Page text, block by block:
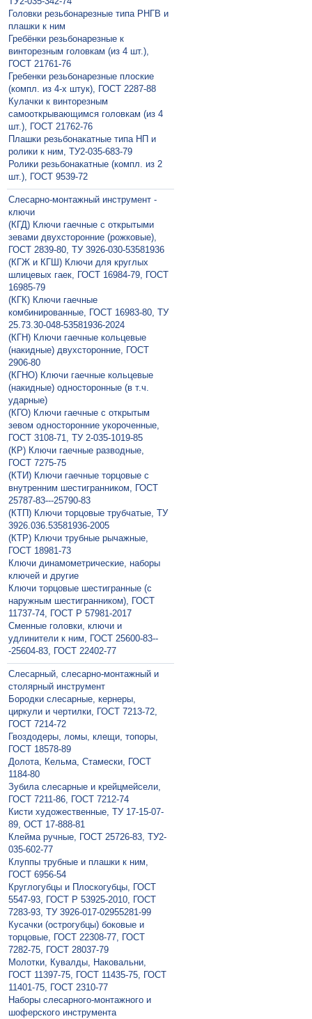
Головки резьбонарезные типа РНГВ и
плашки к ним
Гребёнки резьбонарезные к
винторезным головкам (из 4 шт.),
ГОСТ 21761-76
Гребенки резьбонарезные плоские
(компл. из 4-х штук), ГОСТ 2287-88
Кулачки к винторезным
самооткрывающимся головкам (из 4
шт.), ГОСТ 21762-76
Плашки резьбонакатные типа НП и
ролики к ним, ТУ2-035-683-79
Ролики резьбонакатные (компл. из 2
шт.), ГОСТ 9539-72
Слесарно-монтажный инструмент -
ключи
(КГД) Ключи гаечные с открытыми
зевами двухсторонние (рожковые),
ГОСТ 2839-80, ТУ 3926-030-53581936
(КГЖ и КГШ) Ключи для круглых
шлицевых гаек, ГОСТ 16984-79, ГОСТ
16985-79
(КГК) Ключи гаечные
комбинированные, ГОСТ 16983-80, ТУ
25.73.30-048-53581936-2024
(КГН) Ключи гаечные кольцевые
(накидные) двухсторонние, ГОСТ
2906-80
(КГНО) Ключи гаечные кольцевые
(накидные) односторонные (в т.ч.
ударные)
(КГО) Ключи гаечные с открытым
зевом односторонние укороченные,
ГОСТ 3108-71, ТУ 2-035-1019-85
(КР) Ключи гаечные разводные,
ГОСТ 7275-75
(КТИ) Ключи гаечные торцовые с
внутренним шестигранником, ГОСТ
25787-83---25790-83
(КТП) Ключи торцовые трубчатые, ТУ
3926.036.53581936-2005
(КТР) Ключи трубные рычажные,
ГОСТ 18981-73
Ключи динамометрические, наборы
ключей и другие
Ключи торцовые шестигранные (с
наружным шестигранником), ГОСТ
11737-74, ГОСТ Р 57981-2017
Сменные головки, ключи и
удлинители к ним, ГОСТ 25600-83--
-25604-83, ГОСТ 22402-77
Слесарный, слесарно-монтажный и
столярный инструмент
Бородки слесарные, кернеры,
циркули и чертилки, ГОСТ 7213-72,
ГОСТ 7214-72
Гвоздодеры, ломы, клещи, топоры,
ГОСТ 18578-89
Долота, Кельма, Стамески, ГОСТ
1184-80
Зубила слесарные и крейцмейсели,
ГОСТ 7211-86, ГОСТ 7212-74
Кисти художественные, ТУ 17-15-07-
89, ОСТ 17-888-81
Клейма ручные, ГОСТ 25726-83, ТУ2-
035-602-77
Клуппы трубные и плашки к ним,
ГОСТ 6956-54
Круглогубцы и Плоскогубцы, ГОСТ
5547-93, ГОСТ Р 53925-2010, ГОСТ
7283-93, ТУ 3926-017-02955281-99
Кусачки (острогубцы) боковые и
торцовые, ГОСТ 22308-77, ГОСТ
7282-75, ГОСТ 28037-79
Молотки, Кувалды, Наковальни,
ГОСТ 11397-75, ГОСТ 11435-75, ГОСТ
11401-75, ГОСТ 2310-77
Наборы слесарного-монтажного и
шоферского инструмента